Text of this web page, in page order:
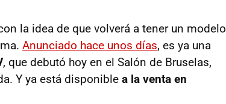
la idea de que volverá a tener un modelo
Anunciado hace unos días, es ya una
, que debutó hoy en el Salón de Bruselas,
Y ya está disponible a la venta en